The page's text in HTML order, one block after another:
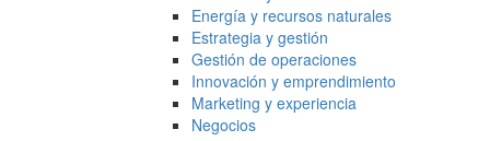
Energía y recursos naturales
Estrategia y gestión
Gestión de operaciones
Innovación y emprendimiento
Marketing y experiencia
Negocios